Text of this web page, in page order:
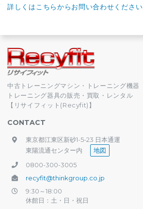
詳しくはこちらからお問い合わせください
中古トレーニングマシン・トレーニング機器
トレーニング器具の販売・買取・レンタル
【リサイフィット(Recyfit)】
CONTACT
東京都江東区新砂1-5-23 日本通運
東陽流通センター内
地図
0800-300-3005
recyfit@thinkgroup.co.jp
9:30～18:00
休館日：土・日・祝日